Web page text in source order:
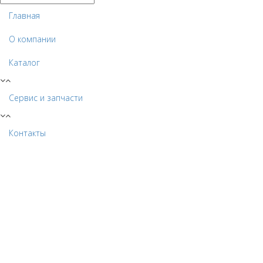
Главная
О компании
Каталог
Сервис и запчасти
Контакты